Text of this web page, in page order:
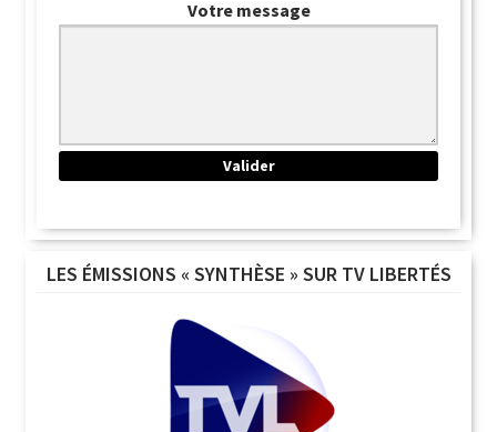
Votre message
LES ÉMISSIONS « SYNTHÈSE » SUR TV LIBERTÉS